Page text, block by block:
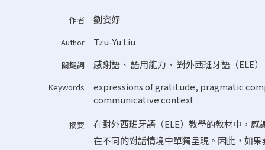
作者 劉姿妤
Author Tzu-Yu Liu
關鍵詞 感謝語 、語用能力 、對外西班牙語（ELE）
Keywords expressions of gratitude, pragmatic
communicative context
摘要
在對外西班牙語（ELE）教學的教材中，
在不同的對話情境中單獨呈現。因此，如